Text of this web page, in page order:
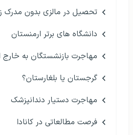
تحصیل در مالزی بدون مدرک
دانشگاه های برتر ارمنستان
مهاجرت بازنشستگان به خارج
گرجستان یا بلغارستان؟
مهاجرت دستیار دندانپزشک
فرصت مطالعاتی در کانادا